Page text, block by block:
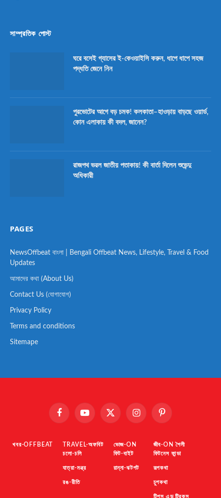
সাম্প্রতিক পোস্ট
ঘরে বসেই গ্যাসের ই-কেওয়াইসি করুন, ধাপে ধাপে সহজ
পদ্ধতি জেনে নিন
পুরভোটের আগে বড় চমক! কলকাতা–হাওড়ায় বাড়ছে ওয়ার্ড,
কোন এলাকায় কী বদল, জানেন?
রাজপথ ভরল জাতীয় পতাকায়! কী বার্তা দিলেন শুভেন্দু
অধিকারী
PAGES
NewsOffbeat বাংলা | Bengali Offbeat News, Lifestyle, Travel & Food
Updates
আমাদের কথা (About Us)
Contact Us (যোগাযোগ)
Privacy Policy
Terms and conditions
Sitemape
FacebookYouTube X
InstagramPinterest
খবর-OFFBEAT
TRAVEL-অফবিট
চলো-চলি
যাত্রা-মন্ত্র
রঙ-রীতি
ভোজ-ON
ফিট-বাইট
রান্না-ঝটপট
জীব-ON শৈলী
ফিটনেস ফান্ডা
রূপকথা
চুপকথা
টিপস এন্ড ট্রিকস